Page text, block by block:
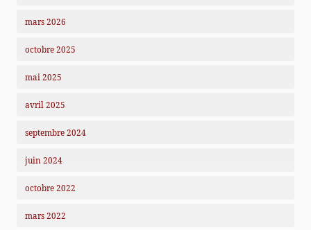
mars 2026
octobre 2025
mai 2025
avril 2025
septembre 2024
juin 2024
octobre 2022
mars 2022